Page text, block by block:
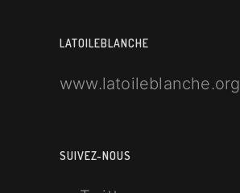
LATOILEBLANCHE
www.latoileblanche.org
SUIVEZ-NOUS